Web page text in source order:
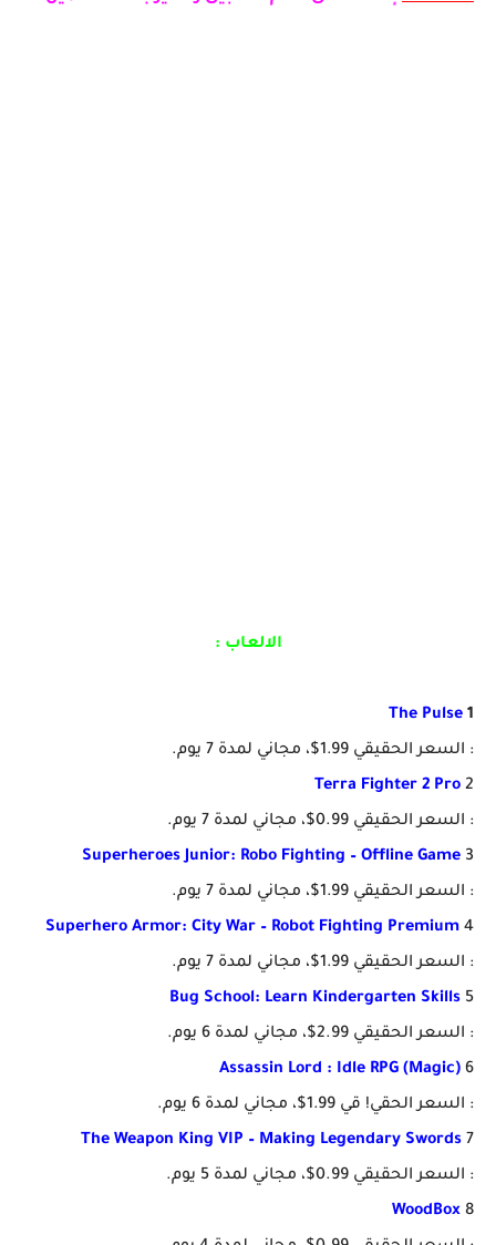
الالعاب :
1
: السعر الحقيقي 1.99$، مجاني لمدة 7 يوم.
2
Terra Fighter 2 Pro
: السعر الحقيقي 0.99$، مجاني لمدة 7 يوم.
3
Superheroes Junior: Robo Fighting – Offline Game
: السعر الحقيقي 1.99$، مجاني لمدة 7 يوم.
4
Superhero Armor: City War – Robot Fighting Premium
: السعر الحقيقي 1.99$، مجاني لمدة 7 يوم.
5
Bug School: Learn Kindergarten Skills
: السعر الحقيقي 2.99$، مجاني لمدة 6 يوم.
6
Assassin Lord : Idle RPG (Magic)
: السعر الحقي! قي 1.99$، مجاني لمدة 6 يوم.
7
The Weapon King VIP – Making Legendary Swords
: السعر الحقيقي 0.99$، مجاني لمدة 5 يوم.
8
WoodBox